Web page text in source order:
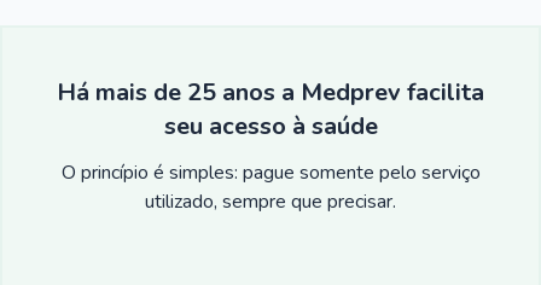
Há mais de 25 anos a Medprev facilita
seu acesso à saúde
O princípio é simples: pague somente pelo serviço
utilizado, sempre que precisar.